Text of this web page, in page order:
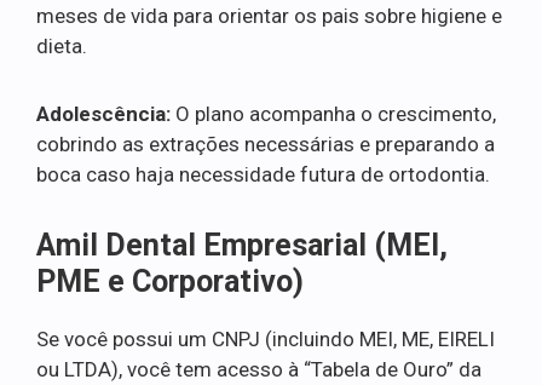
meses de vida para orientar os pais sobre higiene e
dieta.
Adolescência: O plano acompanha o crescimento,
cobrindo as extrações necessárias e preparando a
boca caso haja necessidade futura de ortodontia.
Amil Dental Empresarial (MEI,
PME e Corporativo)
Se você possui um CNPJ (incluindo MEI, ME, EIRELI
ou LTDA), você tem acesso à “Tabela de Ouro” da